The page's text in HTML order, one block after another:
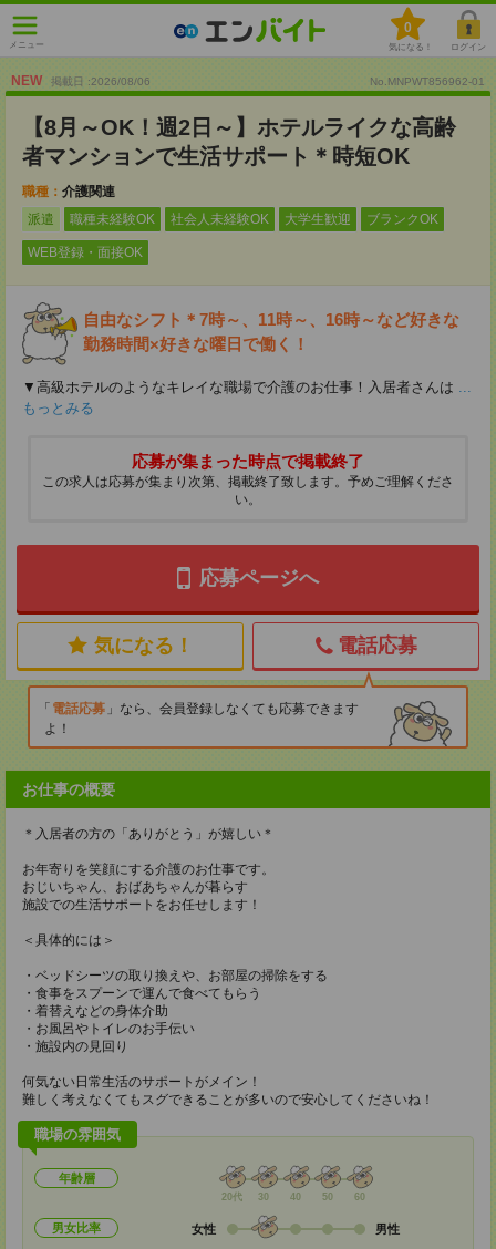
メニュー
0
気になる！ ログイン
NEW 掲載日 :2026/08/06 No.MNPWT856962-01
【8月～OK！週2日～】ホテルライクな高齢
者マンションで生活サポート＊時短OK
職種： 介護関連
派遣
職種未経験OK 社会人未経験OK 大学生歓迎 ブランクOK
WEB登録・面接OK
自由なシフト＊7時～、11時～、16時～など好きな
勤務時間×好きな曜日で働く！
▼高級ホテルのようなキレイな職場で介護のお仕事！入居者さんは ...
もっとみる
応募が集まった時点で掲載終了
この求人は応募が集まり次第、掲載終了致します。予めご理解くださ
い。
応募ページへ
気になる！ 電話応募
電話応募
なら、会員登録しなくても応募できます
よ！
お仕事の概要
＊入居者の方の「ありがとう」が嬉しい＊
お年寄りを笑顔にする介護のお仕事です。
おじいちゃん、おばあちゃんが暮らす
施設での生活サポートをお任せします！
＜具体的には＞
・ベッドシーツの取り換えや、お部屋の掃除をする
・食事をスプーンで運んで食べてもらう
・着替えなどの身体介助
・お風呂やトイレのお手伝い
・施設内の見回り
何気ない日常生活のサポートがメイン！
難しく考えなくてもスグできることが多いので安心してくださいね！
職場の雰囲気
年齢層
20代 30 40 50 60
男女比率 女性 男性